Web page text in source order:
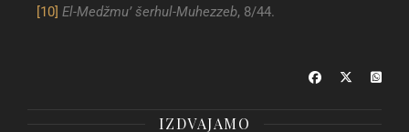
[10] El-Medžmu’ šerhul-Muhezzeb, 8/44.
IZDVAJAMO